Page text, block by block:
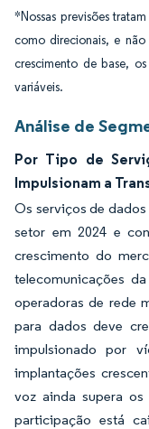
*Nossas previsões
como direcionais, e
crescimento de base,
variáveis.
Análise de
Por Tipo de
Impulsionam a
Os serviços de
setor em 2024 e
crescimento do
telecomunicações
operadoras de rede
para dados deve
impulsionado por
implantações
voz ainda supera
participação está